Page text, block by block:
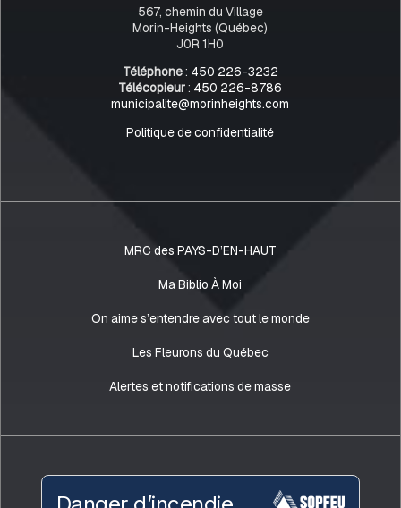
567, chemin du Village
Morin-Heights (Québec)
J0R 1H0
Téléphone: 450 226-3232
Télécopieur: 450 226-8786
municipalite@morinheights.com
Politique de confidentialité
MRC des PAYS-D’EN-HAUT
Ma Biblio À Moi
On aime s’entendre avec tout le monde
Les Fleurons du Québec
Alertes et notifications de masse